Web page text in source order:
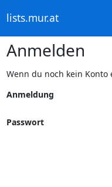
lists.mur.at
Anmelden
Wenn du noch kein Konto
Anmeldung
Passwort